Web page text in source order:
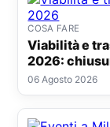
COSA FARE
Viabilità e trasporti a Milano oggi, 6 agosto
2026:
06 Agosto 2026